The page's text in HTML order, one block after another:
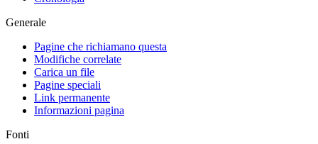
Generale
Pagine che richiamano questa
Modifiche correlate
Carica un file
Pagine speciali
Link permanente
Informazioni pagina
Fonti